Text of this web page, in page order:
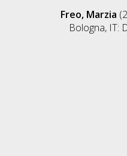
Freo, Marzia
Bologna, IT: